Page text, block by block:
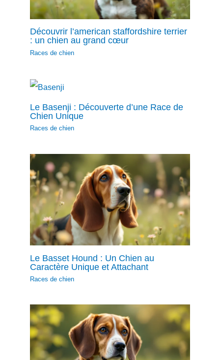
Découvrir l’american staffordshire terrier
: un chien au grand cœur
Races de chien
Le Basenji : Découverte d’une Race de
Chien Unique
Races de chien
Le Basset Hound : Un Chien au
Caractère Unique et Attachant
Races de chien